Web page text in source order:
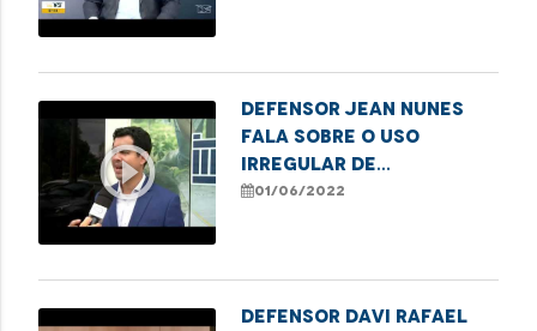
play_circle_outline
Defensor Jean Nunes
fala sobre o uso
irregular de
agrotóxicos no
01/06/2022
Defensor Davi Rafael